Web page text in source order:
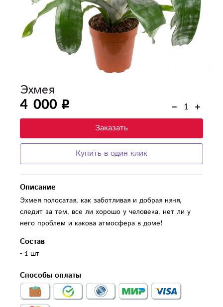
Эхмея
4 000
Заказать
Купить в один клик
Описание
Эхмея полосатая, как заботливая и добрая няня,
следит за тем, все ли хорошо у человека, нет ли у
него проблем и какова атмосфера в доме!
Состав
- 1 шт
Способы оплаты